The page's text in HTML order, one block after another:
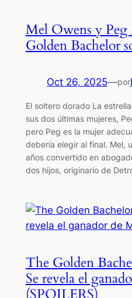
Mel Owens y
Golden Bachelor
Oct 26, 2025—por
El soltero dorado La
sus dos últimas mujeres,
pero Peg es la mujer
debería elegir al final. Mel,
años convertido en
dos hijos, originario de
The Golden
Se revela el
(SPOILERS)